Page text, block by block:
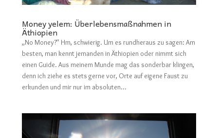
Money yelem: Überlebensmaßnahmen in
Äthiopien
„No Money?“ Hm, schwierig. Um es rundheraus zu sagen: Am
besten, man kennt jemanden in Äthiopien oder nimmt sich
einen Guide. Aus meinem Munde mag das sonderbar klingen,
denn ich ziehe es stets gerne vor, Orte auf eigene Faust zu
erkunden und mir nur im absoluten...